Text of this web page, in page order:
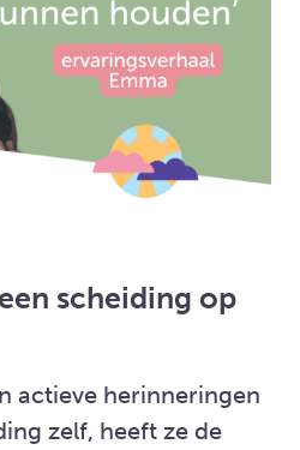
scheiding op
actieve herinneringen
zelf, heeft ze de